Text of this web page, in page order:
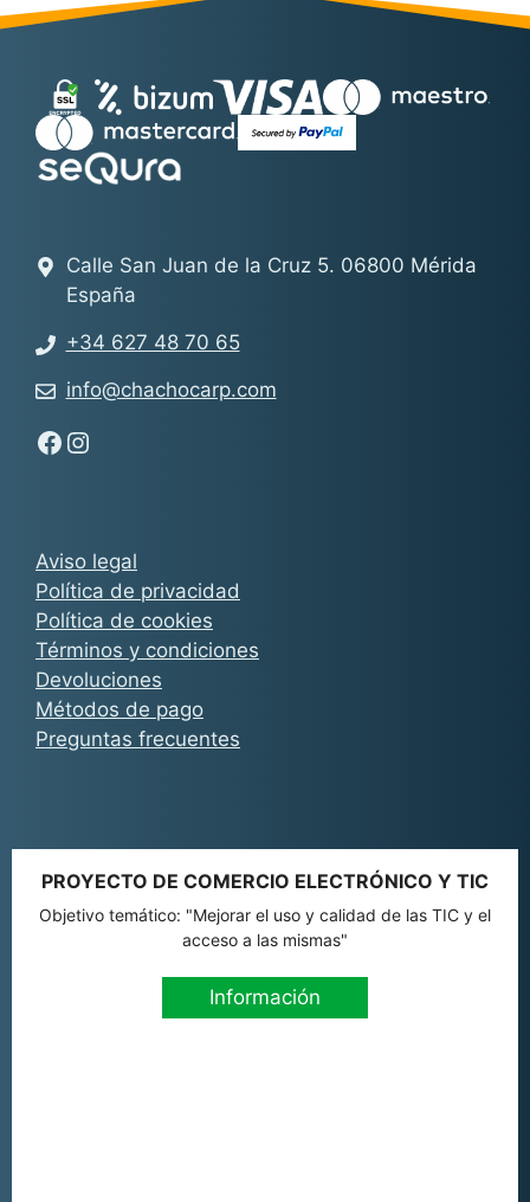
Aviso legal
Política de privacidad
Política de cookies
Términos y condiciones
Devoluciones
Métodos de pago
Preguntas frecuentes
Calle San Juan de la Cruz 5. 06800 Mérida
España
+34 627 48 70 65
info@chachocarp.com
Síguenos en Facebook - Chachocarp
Síguenos en Instagram - Chachocarp
PROYECTO DE COMERCIO ELECTRÓNICO Y TIC
Objetivo temático: "Mejorar el uso y calidad de las TIC y el
acceso a las mismas"
Información